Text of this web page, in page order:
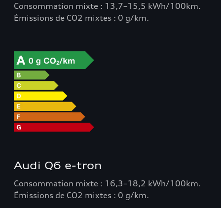
Consommation mixte : 13,7–15,5 kWh/100km.
Émissions de CO2 mixtes : 0 g/km.
Audi Q6 e-tron
Consommation mixte : 16,3–18,2 kWh/100km.
Émissions de CO2 mixtes : 0 g/km.